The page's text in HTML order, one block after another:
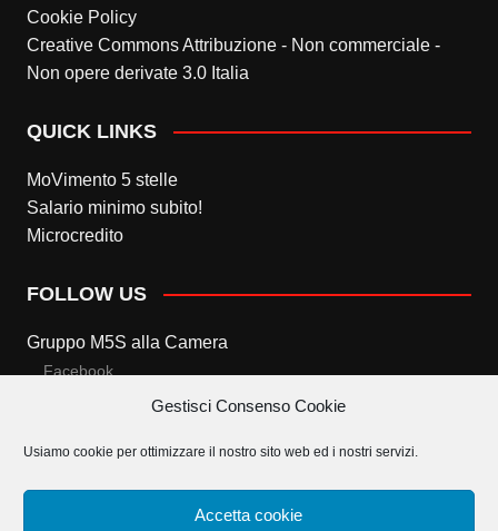
Gestisci Consenso Cookie
Usiamo cookie per ottimizzare il nostro sito web ed i nostri servizi.
Accetta cookie
Cookie Policy
Creative Commons Attribuzione - Non commerciale -
Non opere derivate 3.0 Italia
QUICK LINKS
MoVimento 5 stelle
Salario minimo subito!
Microcredito
FOLLOW US
Gruppo M5S alla Camera
Facebook